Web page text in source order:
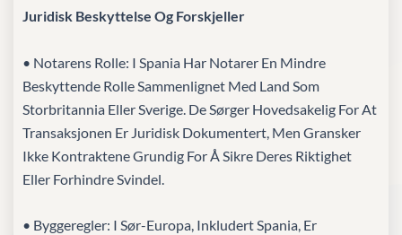
Juridisk Beskyttelse Og Forskjeller
• Notarens Rolle: I Spania Har Notarer En Mindre
Beskyttende Rolle Sammenlignet Med Land Som
Storbritannia Eller Sverige. De Sørger Hovedsakelig For At
Transaksjonen Er Juridisk Dokumentert, Men Gransker
Ikke Kontraktene Grundig For Å Sikre Deres Riktighet
Eller Forhindre Svindel.
• Byggeregler: I Sør-Europa, Inkludert Spania, Er